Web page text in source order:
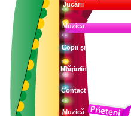
Jucării
Muzica
Copii și
Părinți
Magazin
Contact
Muzică